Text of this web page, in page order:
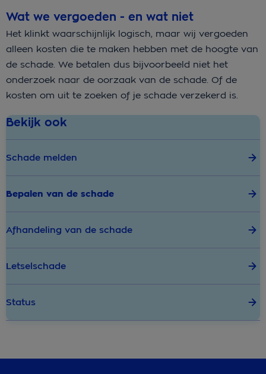
Wat we vergoeden - en wat niet
Het klinkt waarschijnlijk logisch, maar wij vergoeden
alleen kosten die te maken hebben met de hoogte van
de schade. We betalen dus bijvoorbeeld niet het
onderzoek naar de oorzaak van de schade. Of de
kosten om uit te zoeken of je schade verzekerd is.
Bekijk ook
Schade melden
Bepalen van de schade
Afhandeling van de schade
Letselschade
Status